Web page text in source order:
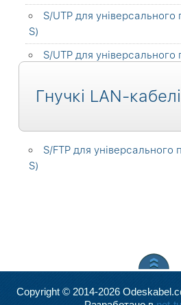
S/UTP для
S)
S/UTP для
Гнучкі LAN-
S/FTP для універсального
S)
Copyright © 2014-2026